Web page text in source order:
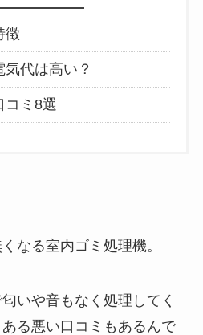
徴
代は高い？
コミ8選
なる室内ゴミ処理機。
いや音もなく処理してく
る悪い口コミもあるんで